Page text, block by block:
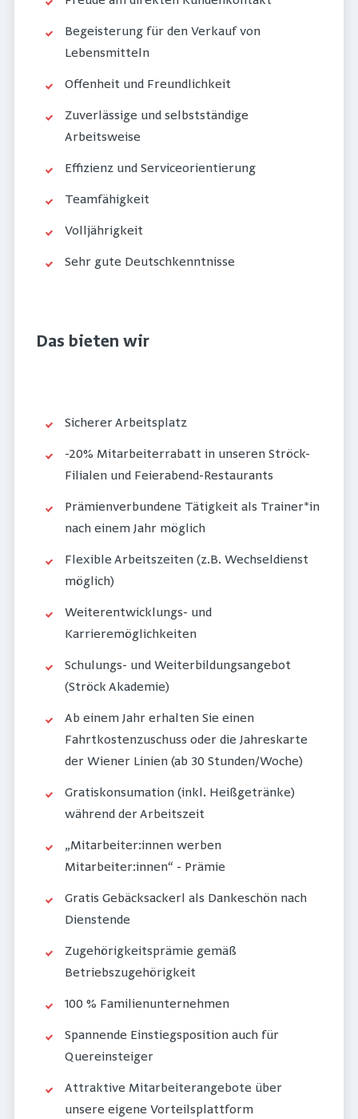
Begeisterung für den Verkauf von
Lebensmitteln
Offenheit und Freundlichkeit
Zuverlässige und selbstständige
Arbeitsweise
Effizienz und Serviceorientierung
Teamfähigkeit
Volljährigkeit
Sehr gute Deutschkenntnisse
Das bieten wir
Sicherer Arbeitsplatz
-20% Mitarbeiterrabatt in unseren Ströck-
Filialen und Feierabend-Restaurants
Prämienverbundene Tätigkeit als Trainer*in
nach einem Jahr möglich
Flexible Arbeitszeiten (z.B. Wechseldienst
möglich)
Weiterentwicklungs- und
Karrieremöglichkeiten
Schulungs- und Weiterbildungsangebot
(Ströck Akademie)
Ab einem Jahr erhalten Sie einen
Fahrtkostenzuschuss oder die Jahreskarte
der Wiener Linien (ab 30 Stunden/Woche)
Gratiskonsumation (inkl. Heißgetränke)
während der Arbeitszeit
„Mitarbeiter:innen werben
Mitarbeiter:innen“ - Prämie
Gratis Gebäcksackerl als Dankeschön nach
Dienstende
Zugehörigkeitsprämie gemäß
Betriebszugehörigkeit
100 % Familienunternehmen
Spannende Einstiegsposition auch für
Quereinsteiger
Attraktive Mitarbeiterangebote über
unsere eigene Vorteilsplattform